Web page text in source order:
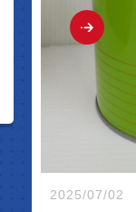
2025/07/02